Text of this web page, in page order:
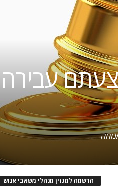
עבירה
הרשמה למגזין מנהלי משאבי אנוש